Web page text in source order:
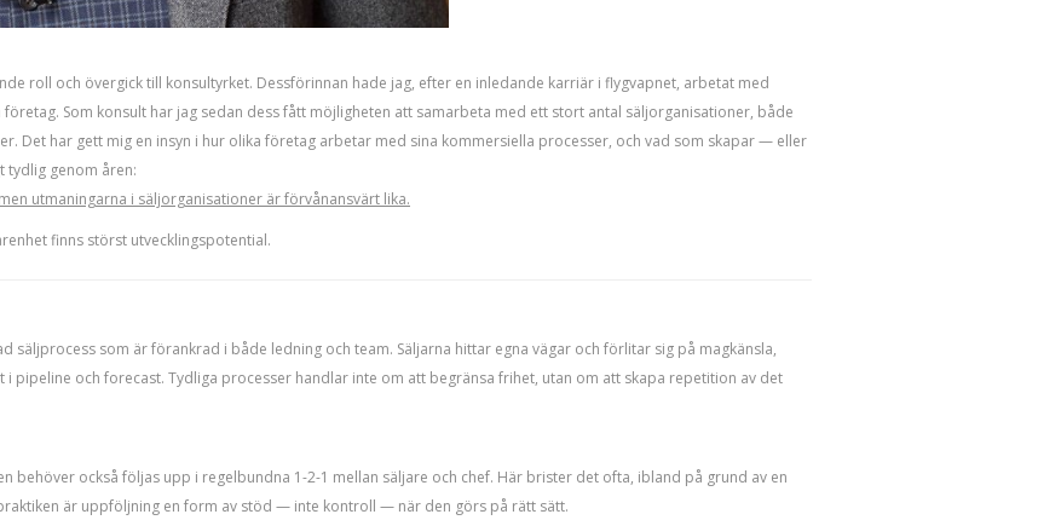
roll och övergick till konsultyrket. Dessförinnan hade jag, efter en inledande karriär i flygvapnet, arbetat med
Som konsult har jag sedan dess fått möjligheten att samarbeta med ett stort antal säljorganisationer, både
Det har gett mig en insyn i hur olika företag arbetar med sina kommersiella processer, och vad som skapar — eller
tydlig genom åren:
utmaningarna i säljorganisationer är förvånansvärt lika.
finns störst utvecklingspotential.
säljprocess som är förankrad i både ledning och team. Säljarna hittar egna vägar och förlitar sig på magkänsla,
pipeline och forecast. Tydliga processer handlar inte om att begränsa frihet, utan om att skapa repetition av det
behöver också följas upp i regelbundna 1-2-1 mellan säljare och chef. Här brister det ofta, ibland på grund av en
är uppföljning en form av stöd — inte kontroll — när den görs på rätt sätt.